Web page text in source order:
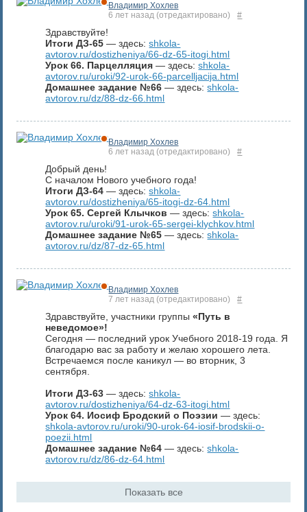
Владимир Хохлев
6 лет назад(отредактировано) #
Здравствуйте!
Итоги ДЗ-65 — здесь:shkola-
avtorov.ru/dostizheniya/66-dz-65-itogi.html
Урок 66. Парцелляция — здесь:shkola-
avtorov.ru/uroki/92-urok-66-parcelljacija.html
Домашнее задание №66 — здесь:shkola-
avtorov.ru/dz/88-dz-66.html
Владимир Хохлев
6 лет назад(отредактировано) #
Добрый день!
С началом Нового учебного года!
Итоги ДЗ-64 — здесь:shkola-
avtorov.ru/dostizheniya/65-itogi-dz-64.html
Урок 65. Сергей Клычков — здесь:shkola-
avtorov.ru/uroki/91-urok-65-sergei-klychkov.html
Домашнее задание №65 — здесь:shkola-
avtorov.ru/dz/87-dz-65.html
Владимир Хохлев
7 лет назад(отредактировано) #
Здравствуйте, участники группы«Путь в
неведомое»!
Сегодня — последний урок Учебного 2018-19 года. Я
благодарю вас за работу и желаю хорошего лета.
Встречаемся после каникул — во вторник, 3
сентября.
Итоги ДЗ-63 — здесь:shkola-
avtorov.ru/dostizheniya/64-dz-63-itogi.html
Урок 64. Иосиф Бродский о Поэзии — здесь:
shkola-avtorov.ru/uroki/90-urok-64-iosif-brodskii-o-
poezii.html
Домашнее задание №64 — здесь:shkola-
avtorov.ru/dz/86-dz-64.html
Показать все